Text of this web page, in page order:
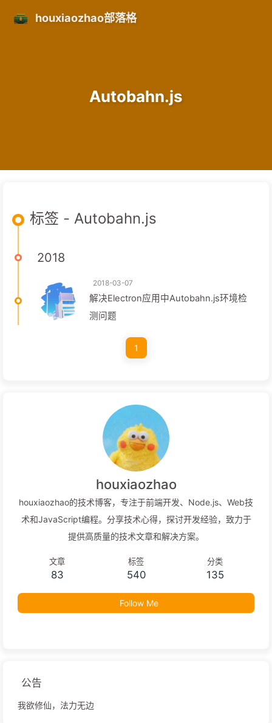
houxiaozhao部落格
Autobahn.js
标签 - Autobahn.js
2018
2018-03-07
解决Electron应用中Autobahn.js环境检
测问题
1
houxiaozhao
houxiaozhao的技术博客，专注于前端开发、Node.js、Web技
术和JavaScript编程。分享技术心得，探讨开发经验，致力于
提供高质量的技术文章和解决方案。
文章
83
标签
540
分类
135
Follow Me
公告
我欲修仙，法力无边